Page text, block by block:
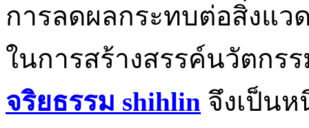
การลดผลกระทบต่อสิ่งแ
ในการสร้างสรรค์นวัตกร
จริยธรรม shihlin จึงเป็น